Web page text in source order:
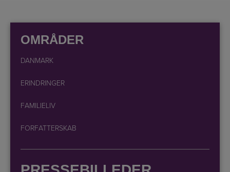
OMRÅDER
DANMARK
ERINDRINGER
FAMILIELIV
FORFATTERSKAB